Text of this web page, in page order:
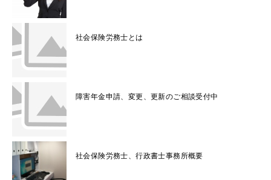
社会保険労務士とは
障害年金申請、変更、更新のご相談受付中
社会保険労務士、行政書士事務所概要